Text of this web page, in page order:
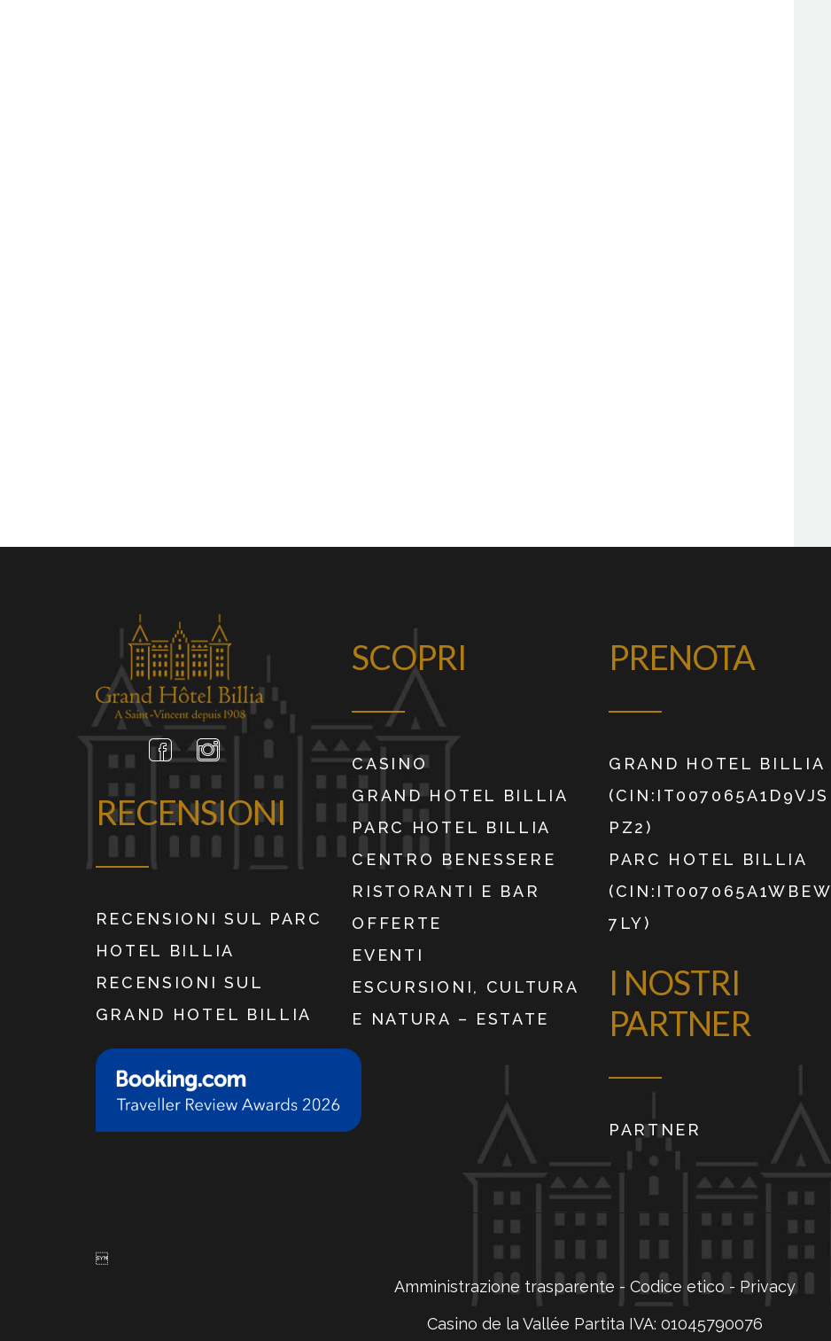
RECENSIONI
RECENSIONI SUL PARC
HOTEL BILLIA
RECENSIONI SUL
GRAND HOTEL BILLIA
SCOPRI
CASINO
GRAND HOTEL BILLIA
PARC HOTEL BILLIA
CENTRO BENESSERE
RISTORANTI E BAR
OFFERTE
EVENTI
ESCURSIONI, CULTURA
E NATURA – ESTATE
PRENOTA
GRAND HOTEL BILLIA
(CIN:IT007065A1D9VJS
PZ2)
PARC HOTEL BILLIA
(CIN:IT007065A1WBEW
7LY)
I NOSTRI
PARTNER
PARTNER

Amministrazione trasparente -Codice etico - Privacy
Casino de la Vallée Partita IVA: 01045790076